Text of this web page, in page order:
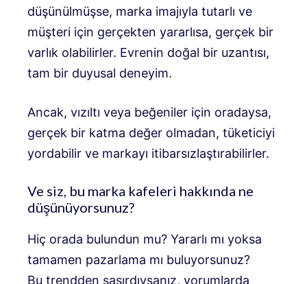
düşünülmüşse, marka imajıyla tutarlı ve
müşteri için gerçekten yararlısa, gerçek bir
varlık olabilirler. Evrenin doğal bir uzantısı,
tam bir duyusal deneyim.
Ancak, vızıltı veya beğeniler için oradaysa,
gerçek bir katma değer olmadan, tüketiciyi
yordabilir ve markayı itibarsızlaştırabilirler.
Ve siz, bu marka kafeleri hakkında ne
düşünüyorsunuz?
Hiç orada bulundun mu? Yararlı mı yoksa
tamamen pazarlama mı buluyorsunuz?
Bu trendden şaşırdıysanız, yorumlarda